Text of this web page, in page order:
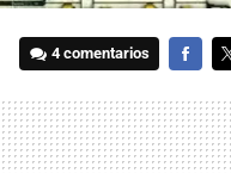
4 comentarios